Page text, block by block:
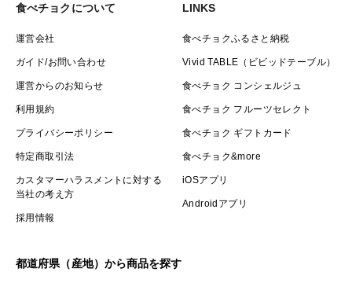
食べチョクについて
運営会社
ガイド/お問い合わせ
運営からのお知らせ
利用規約
プライバシーポリシー
特定商取引法
カスタマーハラスメントに対する
当社の考え方
採用情報
LINKS
食べチョクふるさと納税
Vivid TABLE（ビビッドテーブル）
食べチョク コンシェルジュ
食べチョク フルーツセレクト
食べチョク ギフトカード
食べチョク&more
iOSアプリ
Androidアプリ
都道府県（産地）から商品を探す